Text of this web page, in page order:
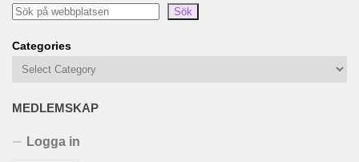
Sök
Categories
MEDLEMSKAP
Logga in